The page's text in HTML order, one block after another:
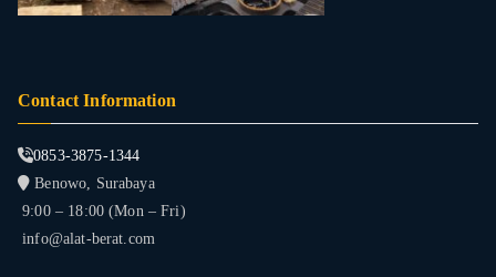
Contact Information
0853-3875-1344
Benowo, Surabaya
9:00 – 18:00 (Mon – Fri)
info@alat-berat.com